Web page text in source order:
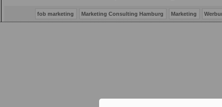
fob marketing Marketing Consulting Hamburg Marketing